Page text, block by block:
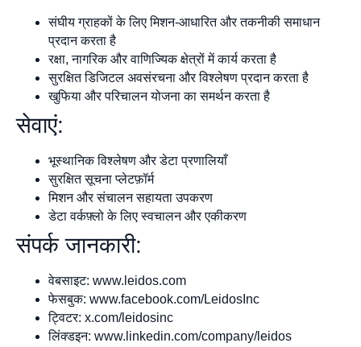
संघीय ग्राहकों के लिए मिशन-आधारित और तकनीकी समाधान
प्रदान करता है
रक्षा, नागरिक और वाणिज्यिक क्षेत्रों में कार्य करता है
सुरक्षित डिजिटल अवसंरचना और विश्लेषण प्रदान करता है
खुफिया और परिचालन योजना का समर्थन करता है
सेवाएं:
भूस्थानिक विश्लेषण और डेटा प्रणालियाँ
सुरक्षित सूचना प्लेटफ़ॉर्म
मिशन और संचालन सहायता उपकरण
डेटा वर्कफ़्लो के लिए स्वचालन और एकीकरण
संपर्क जानकारी:
वेबसाइट: www.leidos.com
फेसबुक: www.facebook.com/LeidosInc
ट्विटर: x.com/leidosinc
लिंक्डइन: www.linkedin.com/company/leidos